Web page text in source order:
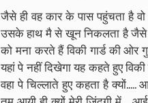
जैसे ही वह कार के पास पहुंचता है
उसके हाथ मै से खून निकलता है जैसे
को मना करते हैं विकी गार्ड की
यहां पे नहीं दिखेगा यह कहते हुए
वहा पे चिल्लाते हुए कहता है क्यों.....